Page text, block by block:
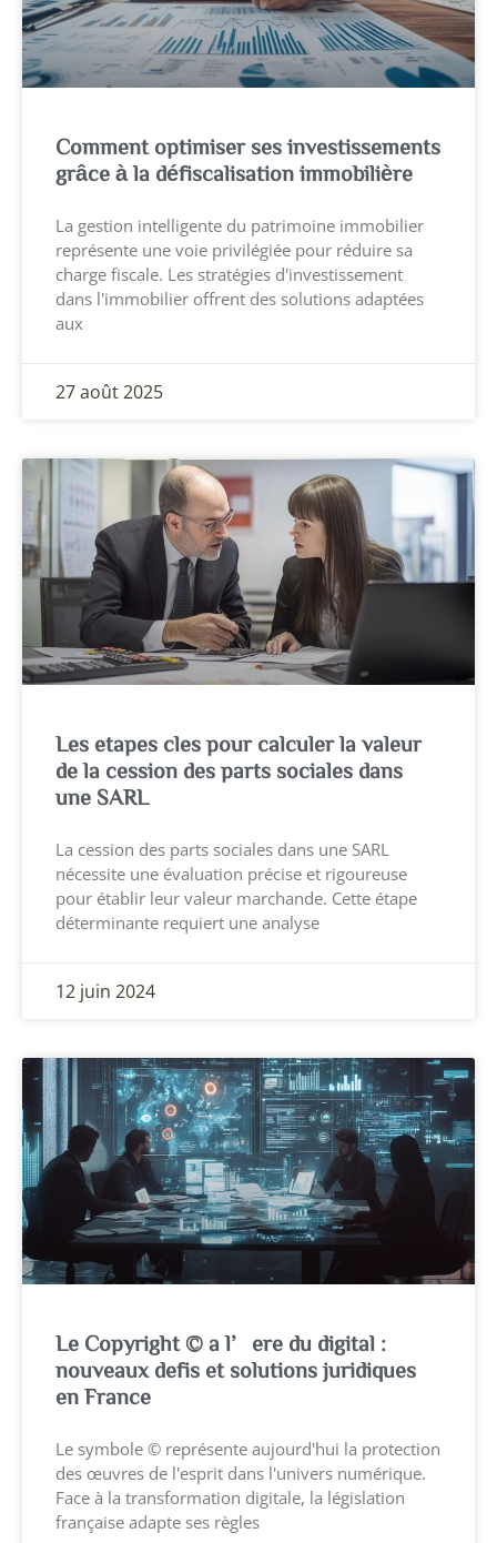
Comment optimiser ses investissements
grâce à la défiscalisation immobilière
La gestion intelligente du patrimoine immobilier
représente une voie privilégiée pour réduire sa
charge fiscale. Les stratégies d'investissement
dans l'immobilier offrent des solutions adaptées
aux
27 août 2025
Les etapes cles pour calculer la valeur
de la cession des parts sociales dans
une SARL
La cession des parts sociales dans une SARL
nécessite une évaluation précise et rigoureuse
pour établir leur valeur marchande. Cette étape
déterminante requiert une analyse
12 juin 2024
Le Copyright © a l’ere du digital :
nouveaux defis et solutions juridiques
en France
Le symbole © représente aujourd'hui la protection
des œuvres de l'esprit dans l'univers numérique.
Face à la transformation digitale, la législation
française adapte ses règles